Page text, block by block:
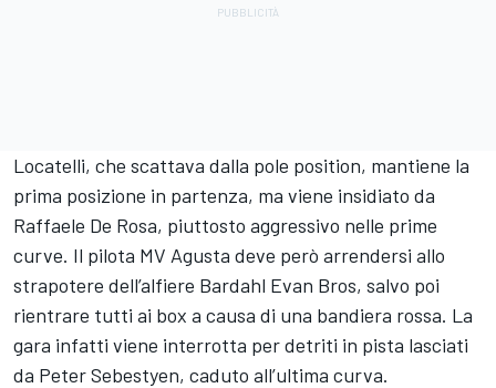
Locatelli, che scattava dalla pole position, mantiene la
prima posizione in partenza, ma viene insidiato da
Raffaele De Rosa, piuttosto aggressivo nelle prime
curve. Il pilota MV Agusta deve però arrendersi allo
strapotere dell’alfiere Bardahl Evan Bros, salvo poi
rientrare tutti ai box a causa di una bandiera rossa. La
gara infatti viene interrotta per detriti in pista lasciati
da Peter Sebestyen, caduto all’ultima curva.